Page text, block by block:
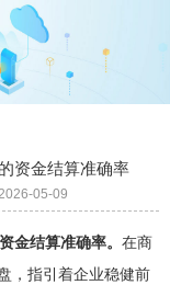
资金结算准确率
05-09
金结算准确率。 在商
，指引着企业稳健前